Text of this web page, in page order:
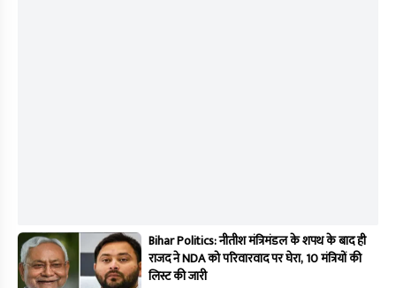
Bihar Politics: नीतीश मंत्रिमंडल के शपथ के बाद ही
राजद ने NDA को परिवारवाद पर घेरा, 10 मंत्रियों की
लिस्ट की जारी